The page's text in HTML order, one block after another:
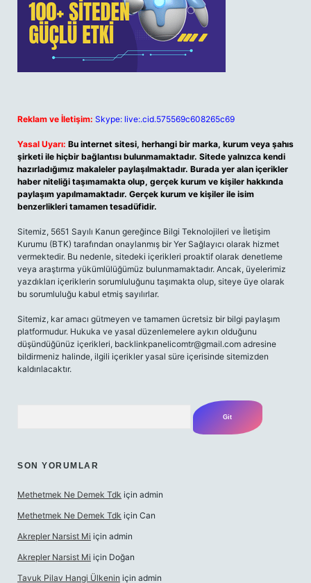
Reklam ve İletişim: Skype: live:.cid.575569c608265c69
Yasal Uyarı: Bu internet sitesi, herhangi bir marka, kurum veya şahıs
şirketi ile hiçbir bağlantısı bulunmamaktadır. Sitede yalnızca kendi
hazırladığımız makaleler paylaşılmaktadır. Burada yer alan içerikler
haber niteliği taşımamakta olup, gerçek kurum ve kişiler hakkında
paylaşım yapılmamaktadır. Gerçek kurum ve kişiler ile isim
benzerlikleri tamamen tesadüfidir.
Sitemiz, 5651 Sayılı Kanun gereğince Bilgi Teknolojileri ve İletişim
Kurumu (BTK) tarafından onaylanmış bir Yer Sağlayıcı olarak hizmet
vermektedir. Bu nedenle, sitedeki içerikleri proaktif olarak denetleme
veya araştırma yükümlülüğümüz bulunmamaktadır. Ancak, üyelerimiz
yazdıkları içeriklerin sorumluluğunu taşımakta olup, siteye üye olarak
bu sorumluluğu kabul etmiş sayılırlar.
Sitemiz, kar amacı gütmeyen ve tamamen ücretsiz bir bilgi paylaşım
platformudur. Hukuka ve yasal düzenlemelere aykırı olduğunu
düşündüğünüz içerikleri, backlinkpanelicomtr@gmail.com adresine
bildirmeniz halinde, ilgili içerikler yasal süre içerisinde sitemizden
kaldırılacaktır.
SON YORUMLAR
Methetmek Ne Demek Tdk için admin
Methetmek Ne Demek Tdk için Can
Akrepler Narsist Mi için admin
Akrepler Narsist Mi için Doğan
Tavuk Pilav Hangi Ülkenin için admin